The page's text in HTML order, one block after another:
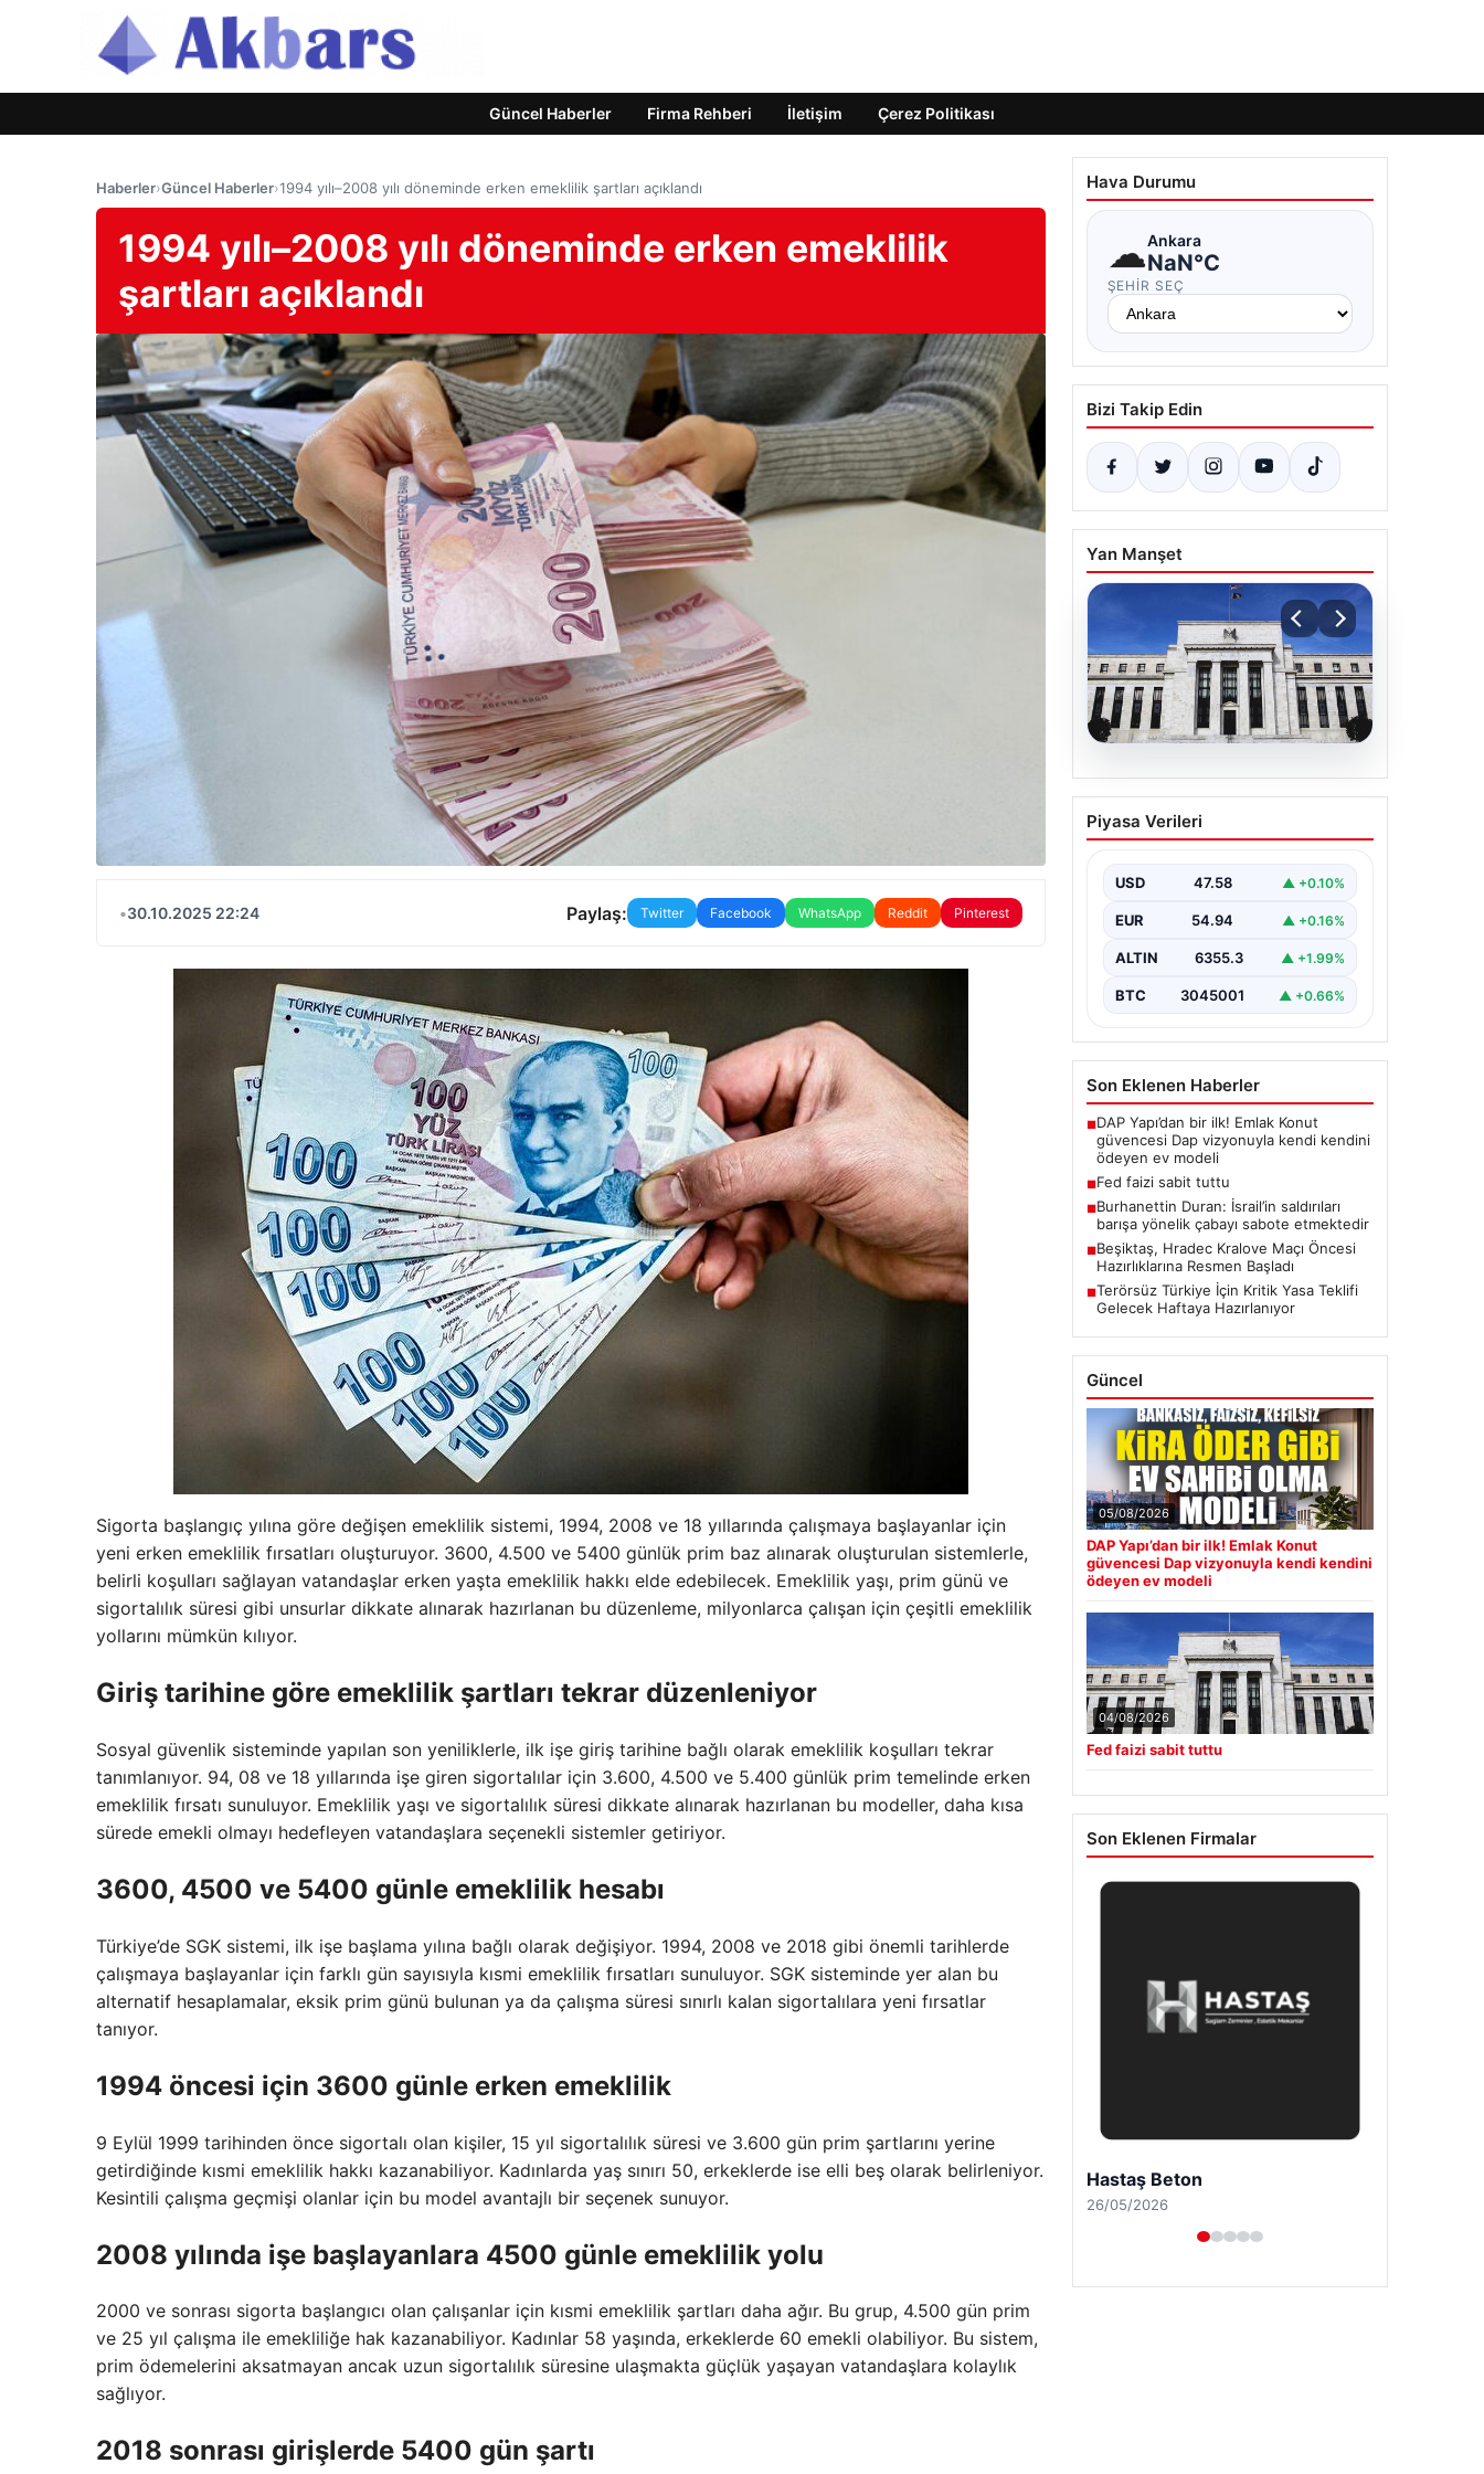
Güncel Haberler Firma Rehberi İletişim Çerez Politikası
Haberler›Güncel Haberler›1994 yılı–2008 yılı döneminde erken emeklilik şartları açıklandı
1994 yılı–2008 yılı döneminde erken emeklilik
şartları açıklandı
•30.10.2025 22:24 Paylaş: Twitter Facebook WhatsApp Reddit Pinterest
Sigorta başlangıç yılına göre değişen emeklilik sistemi, 1994, 2008 ve 18 yıllarında çalışmaya başlayanlar için
yeni erken emeklilik fırsatları oluşturuyor. 3600, 4.500 ve 5400 günlük prim baz alınarak oluşturulan sistemlerle,
belirli koşulları sağlayan vatandaşlar erken yaşta emeklilik hakkı elde edebilecek. Emeklilik yaşı, prim günü ve
sigortalılık süresi gibi unsurlar dikkate alınarak hazırlanan bu düzenleme, milyonlarca çalışan için çeşitli emeklilik
yollarını mümkün kılıyor.
Giriş tarihine göre emeklilik şartları tekrar düzenleniyor
Sosyal güvenlik sisteminde yapılan son yeniliklerle, ilk işe giriş tarihine bağlı olarak emeklilik koşulları tekrar
tanımlanıyor. 94, 08 ve 18 yıllarında işe giren sigortalılar için 3.600, 4.500 ve 5.400 günlük prim temelinde erken
emeklilik fırsatı sunuluyor. Emeklilik yaşı ve sigortalılık süresi dikkate alınarak hazırlanan bu modeller, daha kısa
sürede emekli olmayı hedefleyen vatandaşlara seçenekli sistemler getiriyor.
3600, 4500 ve 5400 günle emeklilik hesabı
Türkiye’de SGK sistemi, ilk işe başlama yılına bağlı olarak değişiyor. 1994, 2008 ve 2018 gibi önemli tarihlerde
çalışmaya başlayanlar için farklı gün sayısıyla kısmi emeklilik fırsatları sunuluyor. SGK sisteminde yer alan bu
alternatif hesaplamalar, eksik prim günü bulunan ya da çalışma süresi sınırlı kalan sigortalılara yeni fırsatlar
tanıyor.
1994 öncesi için 3600 günle erken emeklilik
9 Eylül 1999 tarihinden önce sigortalı olan kişiler, 15 yıl sigortalılık süresi ve 3.600 gün prim şartlarını yerine
getirdiğinde kısmi emeklilik hakkı kazanabiliyor. Kadınlarda yaş sınırı 50, erkeklerde ise elli beş olarak belirleniyor.
Kesintili çalışma geçmişi olanlar için bu model avantajlı bir seçenek sunuyor.
2008 yılında işe başlayanlara 4500 günle emeklilik yolu
2000 ve sonrası sigorta başlangıcı olan çalışanlar için kısmi emeklilik şartları daha ağır. Bu grup, 4.500 gün prim
ve 25 yıl çalışma ile emekliliğe hak kazanabiliyor. Kadınlar 58 yaşında, erkeklerde 60 emekli olabiliyor. Bu sistem,
prim ödemelerini aksatmayan ancak uzun sigortalılık süresine ulaşmakta güçlük yaşayan vatandaşlara kolaylık
sağlıyor.
2018 sonrası girişlerde 5400 gün şartı
Hava Durumu
☁Ankara
NaN°C
ŞEHIR SEÇ
Bizi Takip Edin
Yan Manşet
04.08.2026
Fed faizi sabit tuttu
Piyasa Verileri
USD 47.58 ▲ +0.10%
EUR 54.94 ▲ +0.16%
ALTIN 6355.3 ▲ +1.99%
BTC 3045001 ▲ +0.66%
Son Eklenen Haberler
■DAP Yapı’dan bir ilk! Emlak Konut
güvencesi Dap vizyonuyla kendi kendini
ödeyen ev modeli
■Fed faizi sabit tuttu
■Burhanettin Duran: İsrail’in saldırıları
barışa yönelik çabayı sabote etmektedir
■Beşiktaş, Hradec Kralove Maçı Öncesi
Hazırlıklarına Resmen Başladı
■Terörsüz Türkiye İçin Kritik Yasa Teklifi
Gelecek Haftaya Hazırlanıyor
Güncel
05/08/2026
DAP Yapı’dan bir ilk! Emlak Konut
güvencesi Dap vizyonuyla kendi kendini
ödeyen ev modeli
04/08/2026
Fed faizi sabit tuttu
Son Eklenen Firmalar
Enes Kaplan Avukatlık Bürosu
28/04/2026